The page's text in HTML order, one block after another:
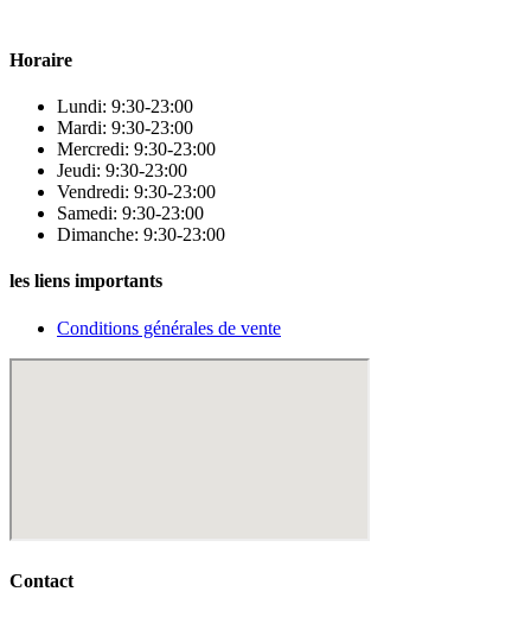
Horaire
Lundi: 9:30-23:00
Mardi: 9:30-23:00
Mercredi: 9:30-23:00
Jeudi: 9:30-23:00
Vendredi: 9:30-23:00
Samedi: 9:30-23:00
Dimanche: 9:30-23:00
les liens importants
Conditions générales de vente
Contact